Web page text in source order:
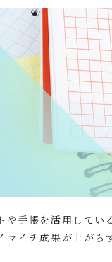
や手帳を活用してい
マイチ成果が上がら